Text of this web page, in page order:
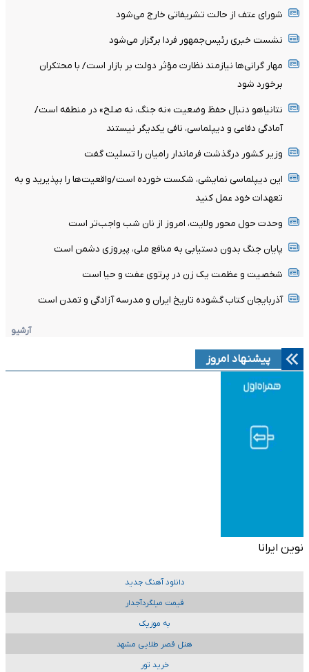
شورای عتف از حالت تشریفاتی خارج می‌شود
نشست خبری رئیس‌جمهور فردا برگزار می‌شود
مهار گرانی‌ها نیازمند نظارت مؤثر دولت بر بازار است/ با محتکران
برخورد شود
نتانیاهو دنبال حفظ وضعیت «نه جنگ، نه صلح» در منطقه است/
آمادگی دفاعی و دیپلماسی، نافی یکدیگر نیستند
وزیر کشور درگذشت فرماندار رامیان را تسلیت گفت
این دیپلماسی نمایشی، شکست خورده است/واقعیت‌ها را بپذیرید و به
تعهدات خود عمل کنید
وحدت حول محور ولایت، امروز از نان شب واجب‌تر است
پایان جنگ بدون دستیابی به منافع ملی، پیروزی دشمن است
شخصیت و عظمت یک زن در پرتوی عفت و حیا است
آذربایجان کتاب گشوده تاریخ ایران و مدرسه آزادگی و تمدن است
آرشیو
پیشنهاد امروز
نوین ایرانا
دانلود آهنگ جدید
قیمت میلگردآجدار
به موزیک
هتل قصر طلایی مشهد
خرید تور